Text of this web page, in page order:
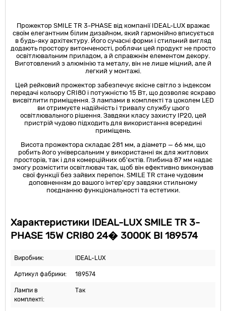
Прожектор SMILE TR 3-PHASE від компанії IDEAL-LUX вражає
своїм елегантним білим дизайном, який гармонійно вписується
в будь-яку архітектуру. Його сучасні форми і стильний вигляд
додають простору витонченості, роблячи цей продукт не просто
освітлювальним приладом, а й справжнім елементом декору.
Виготовлений з алюмінію та металу, він не лише міцний, але й
легкий у монтажі.
Цей рейковий прожектор забезпечує якісне світло з індексом
передачі кольору CRI80 і потужністю 15 Вт, що дозволяє яскраво
висвітлити приміщення. З лампами в комплекті та цоколем LED
ви отримуєте надійність і тривалу службу цього
освітлювального рішення. Завдяки класу захисту IP20, цей
пристрій чудово підходить для використання всередині
приміщень.
Висота прожектора складає 281 мм, а діаметр — 66 мм, що
робить його універсальним у використанні як для житлових
просторів, так і для комерційних об'єктів. Глибина 87 мм надає
змогу розмістити освітлювач так, щоб він ефективно виконував
свої функції без зайвих перепон. SMILE TR стане чудовим
доповненням до вашого інтер'єру завдяки стильному
поєднанню функціональності та естетики.
Характеристики IDEAL-LUX SMILE TR 3-
PHASE 15W CRI80 24� 3000K BI 189574
Виробник: IDEAL-LUX
Артикул фабрики: 189574
Лампи в
комплекті:
Так